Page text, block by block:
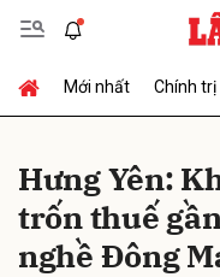
Mới nhất Chính trị
Hưng Yên:
trốn thuế
nghề Đông
Gửi bình luận